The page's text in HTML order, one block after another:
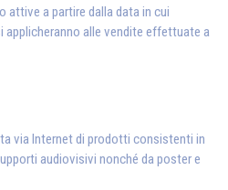
attive a partire dalla data in cui
applicheranno alle vendite effettuate a
via Internet di prodotti consistenti in
audiovisivi nonché da poster e